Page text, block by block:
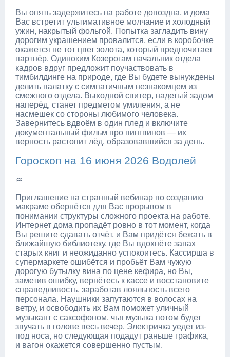
Вы опять задержитесь на работе допоздна, и дома
Вас встретит ультимативное молчание и холодный
ужин, накрытый фольгой. Попытка загладить вину
дорогим украшением провалится, если в коробочке
окажется не тот цвет золота, который предпочитает
партнёр. Одиноким Козерогам начальник отдела
кадров вдруг предложит поучаствовать в
тимбилдинге на природе, где Вы будете вынуждены
делить палатку с симпатичным незнакомцем из
смежного отдела. Выходной свитер, надетый задом
наперёд, станет предметом умиления, а не
насмешек со стороны любимого человека.
Завернитесь вдвоём в один плед и включите
документальный фильм про пингвинов — их
верность растопит лёд, образовавшийся за день.
Гороскоп на 16 июня 2026 Водолей
♒
Приглашение на странный вебинар по созданию
макраме обернётся для Вас прорывом в
понимании структуры сложного проекта на работе.
Интернет дома пропадёт ровно в тот момент, когда
Вы решите сдавать отчёт, и Вам придётся бежать в
ближайшую библиотеку, где Вы вдохнёте запах
старых книг и неожиданно успокоитесь. Кассирша в
супермаркете ошибётся и пробьёт Вам чужую
дорогую бутылку вина по цене кефира, но Вы,
заметив ошибку, вернётесь к кассе и восстановите
справедливость, заработав лояльность всего
персонала. Наушники запутаются в волосах на
ветру, и освободить их Вам поможет уличный
музыкант с саксофоном, чья музыка потом будет
звучать в голове весь вечер. Электричка уедет из-
под носа, но следующая подадут раньше графика,
и вагон окажется совершенно пустым.